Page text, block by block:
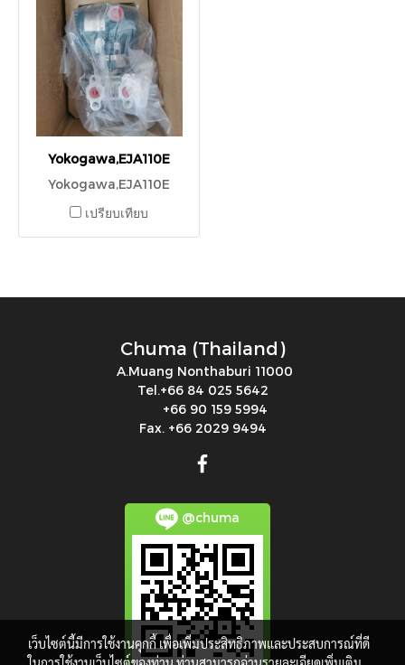
Yokogawa,EJA110E
Yokogawa,EJA110E
เปรียบเทียบ
Chuma (Thailand)
A.Muang Nonthaburi 11000
Tel.+66 84 025 5642
+66 90 159 5994
Fax. +66 2029 9494
@chuma
เว็บไซต์นี้มีการใช้งานคุกกี้ เพื่อเพิ่มประสิทธิภาพและประสบการณ์ที่ดี